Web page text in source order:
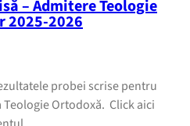
– Admitere Teologie
2025-2026
probei scrise pentru
Ortodoxă. Click aici